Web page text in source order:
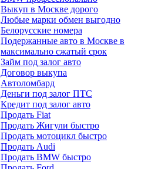
Выкуп в Москве дорого
Любые марки обмен выгодно
Белорусские номера
Подержанные авто в Москве в
максимально сжатый срок
Займ под залог авто
Договор выкупа
Автоломбард
Деньги под залог ПТС
Кредит под залог авто
Продать Fiat
Продать Жигули быстро
Продать мотоцикл быстро
Продать Audi
Продать BMW быстро